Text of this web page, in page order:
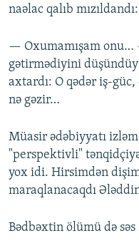
naəlac qalıb mızıldandı:
— Oxumamışam onu…
gətirmədiyini
axtardı: O qədər iş-
nə gəzir…
Müasir ədəbiyyatı
"perspektivli"
yox idi. Hirsimdən
maraqlanacaqdı
Bədbəxtin ölümü də səs